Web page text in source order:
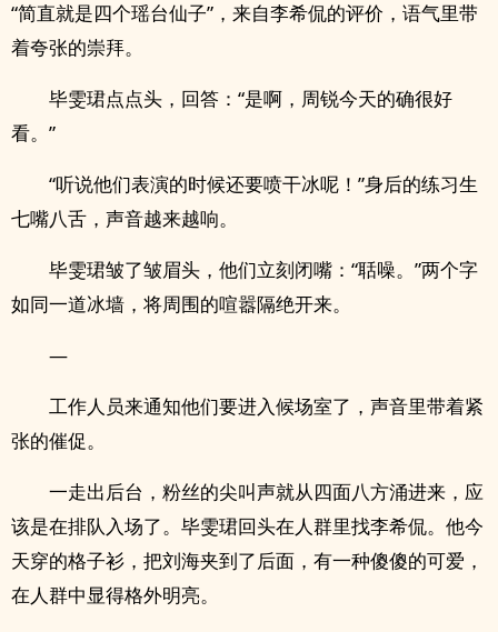
“简直就是四个瑶台仙子”，来自李希侃的评价，语气里带
着夸张的崇拜。
毕雯珺点点头，回答：“是啊，周锐今天的确很好
看。”
“听说他们表演的时候还要喷干冰呢！”身后的练习生
七嘴八舌，声音越来越响。
毕雯珺皱了皱眉头，他们立刻闭嘴：“聒噪。”两个字
如同一道冰墙，将周围的喧嚣隔绝开来。
—
工作人员来通知他们要进入候场室了，声音里带着紧
张的催促。
一走出后台，粉丝的尖叫声就从四面八方涌进来，应
该是在排队入场了。毕雯珺回头在人群里找李希侃。他今
天穿的格子衫，把刘海夹到了后面，有一种傻傻的可爱，
在人群中显得格外明亮。